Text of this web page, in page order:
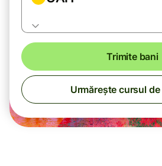
Trimite bani
Urmărește cursul